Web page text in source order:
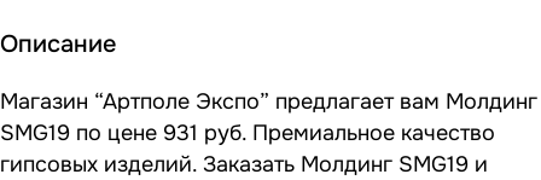
Описание
Магазин “Артполе Экспо” предлагает вам Молдинг
SMG19 по цене 931 руб. Премиальное качество
гипсовых изделий. Заказать Молдинг SMG19 и